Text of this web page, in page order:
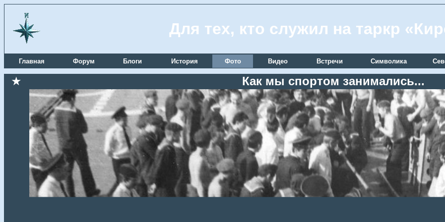
Для тех, кто служил на таркр
Главная Форум Блоги История Фото Видео Встречи Символика
★ Как мы спортом занимались...